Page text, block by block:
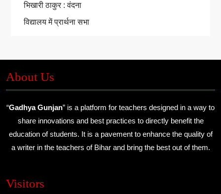
भिखारी ठाकुर : वंदना
विद्यालय में प्रार्थना सभा
About Us
“Gadhya Gunjan” is a platform for teachers designed in a way to
share innovations and best practices to directly benefit the
education of students. It is a pavement to enhance the quality of
a writer in the teachers of Bihar and bring the best out of them.
Visitors